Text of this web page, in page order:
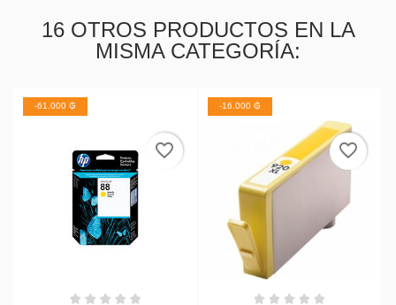
16 OTROS PRODUCTOS EN LA
MISMA CATEGORÍA:
-16.000 ₲
favorite_border
-51.000 ₲
favorite_border